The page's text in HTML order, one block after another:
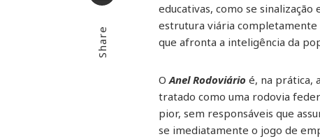
Share
educativas, como se
estrutura viária
que afronta a inteligência da
OAnel Rodoviário é, na prática,
tratado como uma rodovia
pior, sem responsáveis que
se imediatamente o jogo de